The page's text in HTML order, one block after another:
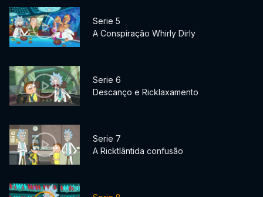
Serie 5
A Conspiração Whirly Dirly
Serie 6
Descanço e Ricklaxamento
Serie 7
A Ricktlântida confusão